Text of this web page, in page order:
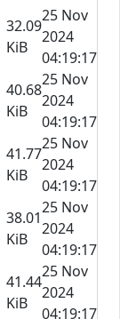
32.09
KiB
25 Nov
2024
04:19:17
40.68
KiB
25 Nov
2024
04:19:17
41.77
KiB
25 Nov
2024
04:19:17
38.01
KiB
25 Nov
2024
04:19:17
41.44
KiB
25 Nov
2024
04:19:17